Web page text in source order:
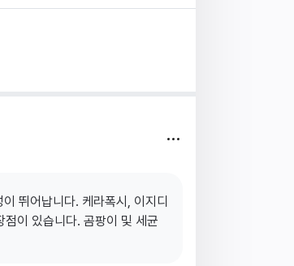
뛰어납니다. 케라폭시, 이지디
이 있습니다. 곰팡이 및 세균